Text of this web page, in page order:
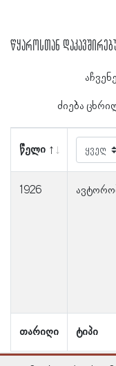
წყაროსთან
აჩვენე
ძიება
წელი
თარიღი ტიპი
1926